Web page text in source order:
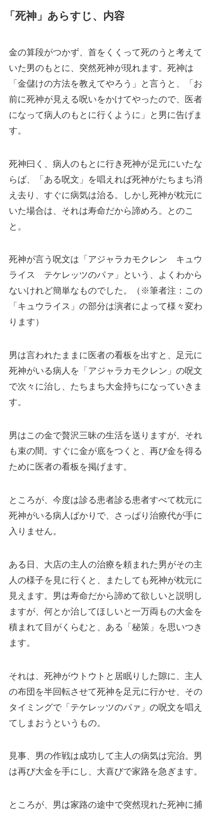
「死神」あらすじ、内容
金の算段がつかず、首をくくって死のうと考えて
いた男のもとに、突然死神が現れます。死神は
「金儲けの方法を教えてやろう」と言うと、「お
前に死神が見える呪いをかけてやったので、医者
になって病人のもとに行くように」と男に告げま
す。
死神曰く、病人のもとに行き死神が足元にいたな
らば、「ある呪文」を唱えれば死神がたちまち消
え去り、すぐに病気は治る。しかし死神が枕元に
いた場合は、それは寿命だから諦めろ。とのこ
と。
死神が言う呪文は「アジャラカモクレン キュウ
ライス テケレッツのパァ」という、よくわから
ないけれど簡単なものでした。（※筆者注：この
「キュウライス」の部分は演者によって様々変わ
ります）
男は言われたままに医者の看板を出すと、足元に
死神がいる病人を「アジャラカモクレン」の呪文
で次々に治し、たちまち大金持ちになっていきま
す。
男はこの金で贅沢三昧の生活を送りますが、それ
も束の間。すぐに金が底をつくと、再び金を得る
ために医者の看板を掲げます。
ところが、今度は診る患者診る患者すべて枕元に
死神がいる病人ばかりで、さっぱり治療代が手に
入りません。
ある日、大店の主人の治療を頼まれた男がその主
人の様子を見に行くと、またしても死神が枕元に
見えます。男は寿命だから諦めて欲しいと説明し
ますが、何とか治してほしいと一万両もの大金を
積まれて目がくらむと、ある「秘策」を思いつき
ます。
それは、死神がウトウトと居眠りした隙に、主人
の布団を半回転させて死神を足元に行かせ、その
タイミングで「テケレッツのパァ」の呪文を唱え
てしまおうというもの。
見事、男の作戦は成功して主人の病気は完治。男
は再び大金を手にし、大喜びで家路を急ぎます。
ところが、男は家路の途中で突然現れた死神に捕